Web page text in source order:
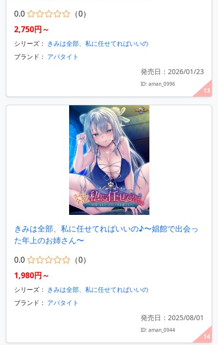
13
0.0
（0）
2,750円～
シリーズ： きみは全部、私に任せてればいいの
ブランド： アパタイト
発売日：2026/01/23
ID: aman_0996
14
きみは全部、私に任せてればいいの♪〜娼館で出会っ
た年上のお姉さん〜
0.0
（0）
1,980円～
シリーズ： きみは全部、私に任せてればいいの
ブランド： アパタイト
発売日：2025/08/01
ID: aman_0944